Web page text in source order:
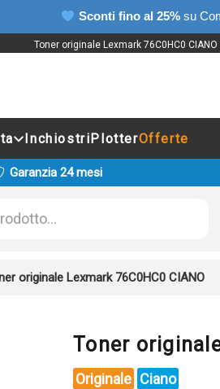
Sconti fino al 25% su
Toner originale Lexmark 76C0HC0
InchiostriPlotterOfferte
Garanzia 24 mesi
originale Lexmark 76C0HC0 CIANO
Toner
Originale Ciano